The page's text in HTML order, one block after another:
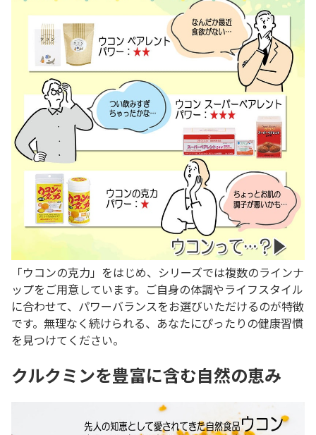
「ウコンの克力」をはじめ、シリーズでは複数のラインナ
ップをご用意しています。ご自身の体調やライフスタイル
に合わせて、パワーバランスをお選びいただけるのが特徴
です。無理なく続けられる、あなたにぴったりの健康習慣
を見つけてください。
クルクミンを豊富に含む自然の恵み